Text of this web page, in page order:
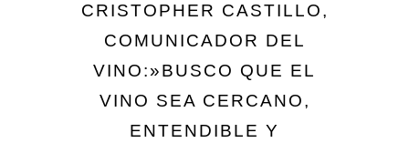
CRISTOPHER CASTILLO,
COMUNICADOR DEL
VINO:»BUSCO QUE EL
VINO SEA CERCANO,
ENTENDIBLE Y